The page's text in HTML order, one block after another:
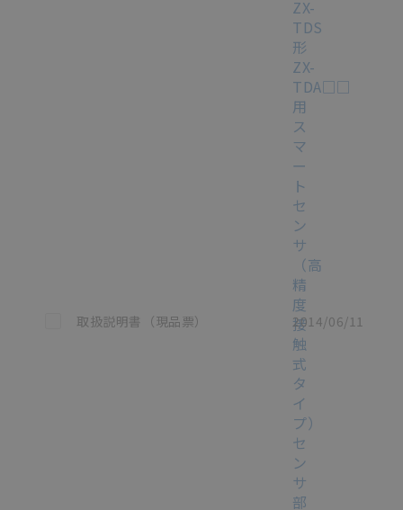
この資料を選択
取扱説明書（現品票）
ZX-
TDS
形
ZX-
TDA□□
用
ス
マ
ー
ト
セ
ン
サ
（高
精
度
接
触
式
タ
イ
プ）
セ
ン
サ
部
2014/06/11